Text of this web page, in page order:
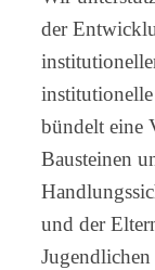
der
bündelt eine
Bausteinen
und der